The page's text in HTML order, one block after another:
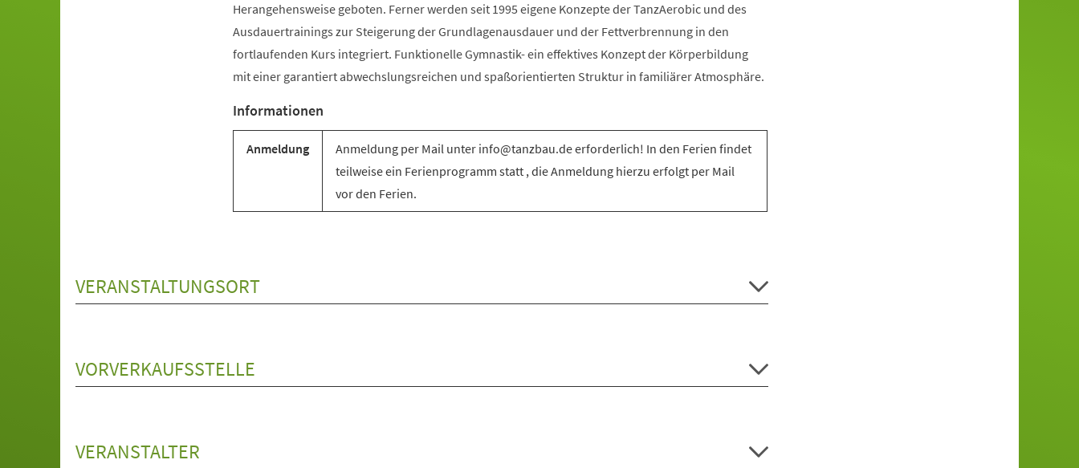
Herangehensweise geboten. Ferner werden seit 1995 eigene Konzepte der TanzAerobic und des
Ausdauertrainings zur Steigerung der Grundlagenausdauer und der Fettverbrennung in den
fortlaufenden Kurs integriert. Funktionelle Gymnastik- ein effektives Konzept der Körperbildung
mit einer garantiert abwechslungsreichen und spaßorientierten Struktur in familiärer Atmosphäre.
Informationen
Anmeldung
Anmeldung per Mail unter info@tanzbau.de erforderlich! In den Ferien findet
teilweise ein Ferienprogramm statt , die Anmeldung hierzu erfolgt per Mail
vor den Ferien.
VERANSTALTUNGSORT
VORVERKAUFSSTELLE
VERANSTALTER